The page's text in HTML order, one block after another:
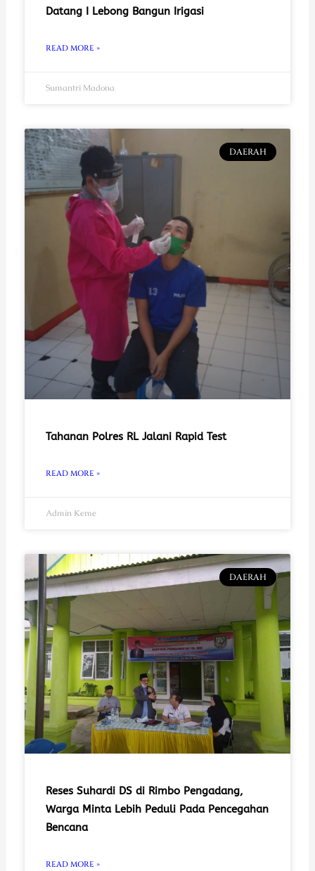
Datang I Lebong Bangun Irigasi
READ MORE »
Sumantri Madona
DAERAH
Tahanan Polres RL Jalani Rapid Test
READ MORE »
Admin Keme
DAERAH
Reses Suhardi DS di Rimbo Pengadang,
Warga Minta Lebih Peduli Pada Pencegahan
Bencana
READ MORE »